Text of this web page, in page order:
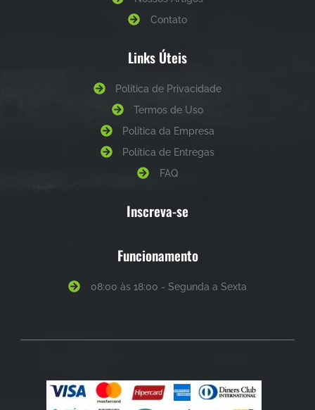
Contato
Links Úteis
Política de Privacidade
Termos de Uso
Política da Empresa
Política de Entregas
FAQ
Inscreva-se
Funcionamento
08:00 às 18:00 - Segunda a Sexta